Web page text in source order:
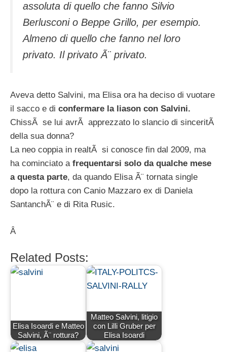
assoluta di quello che fanno Silvio
Berlusconi o Beppe Grillo, per esempio.
Almeno di quello che fanno nel loro
privato. Il privato Ã¨ privato.
Aveva detto Salvini, ma Elisa ora ha deciso di vuotare
il sacco e di confermare la liason con Salvini.
ChissÃ se lui avrÃ apprezzato lo slancio di sinceritÃ
della sua donna?
La neo coppia in realtÃ si conosce fin dal 2009, ma
ha cominciato a frequentarsi solo da qualche mese
a questa parte, da quando Elisa Ã¨ tornata single
dopo la rottura con Canio Mazzaro ex di Daniela
SantanchÃ¨ e di Rita Rusic.
Â
Related Posts:
Elisa Isoardi e Matteo
Salvini, Ã¨ rottura?
Matteo Salvini, litigio
con Lilli Gruber per
Elisa Isoardi